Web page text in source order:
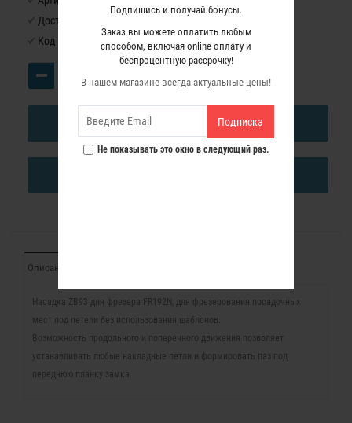
Подпишись и получай бонусы.
Заказ вы можете оплатить любым
способом, включая online оплату и
беспроцентную рассрочку!
В нашем магазине всегда актуальные цены!
Подписка
Не показывать это окно в следующий раз.
Доступность:
Код товара: 1750000
Описание
Насадка ZB93 для фрезера FR192N, для фрезерования посадочных
мест под петели без использования шаблонов.
Возможность продольного и поперечного движения позволяет
устанавливать любые накладные петли и формировать паз под
переднюю планку замка.